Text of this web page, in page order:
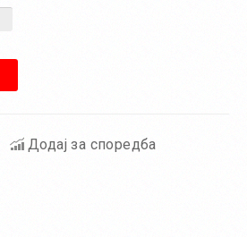
Додај за споредба